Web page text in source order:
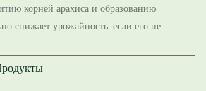
корней арахиса и образованию
снижает урожайность, если его не